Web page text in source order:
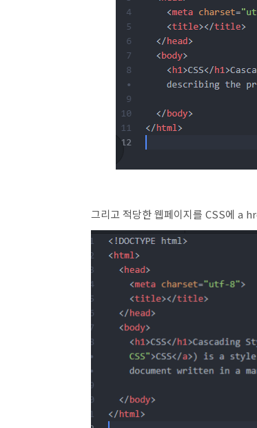
그리고 적당한 웹페이지를 CSS에 a